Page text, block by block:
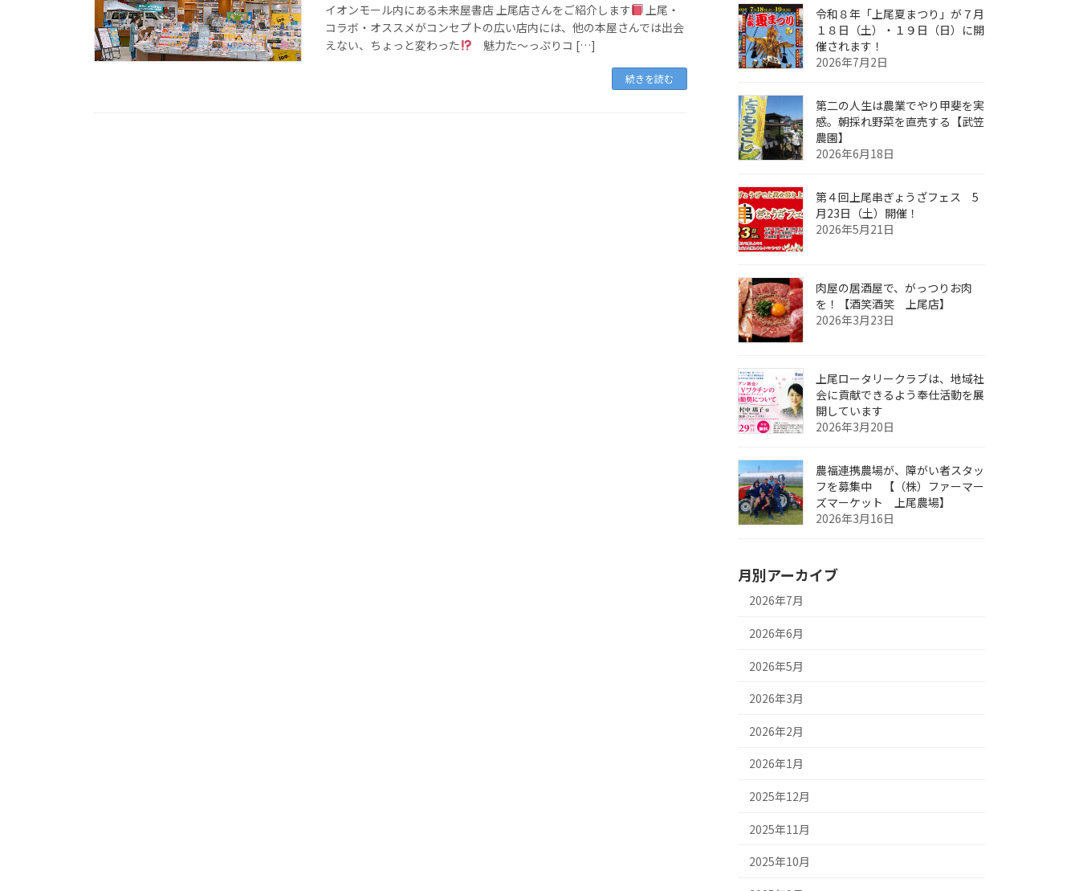
イオンモール内にある未来屋書店 上尾店さんをご紹介します
上尾・
コラボ・オススメがコンセプトの広い店内には、他の本屋さんでは出会
えない、ちょっと変わった
魅力た～っぷりコ […]
続きを読む
令和８年「上尾夏まつり」が７月
１８日（土）・１９日（日）に開
催されます！
2026年7月2日
第二の人生は農業でやり甲斐を実
感。朝採れ野菜を直売する【武笠
農園】
2026年6月18日
第４回上尾串ぎょうざフェス 5
月23日（土）開催！
2026年5月21日
肉屋の居酒屋で、がっつりお肉
を！【酒笑酒笑 上尾店】
2026年3月23日
上尾ロータリークラブは、地域社
会に貢献できるよう奉仕活動を展
開しています
2026年3月20日
農福連携農場が、障がい者スタッ
フを募集中 【（株）ファーマー
ズマーケット 上尾農場】
2026年3月16日
月別アーカイブ
2026年7月
2026年6月
2026年5月
2026年3月
2026年2月
2026年1月
2025年12月
2025年11月
2025年10月